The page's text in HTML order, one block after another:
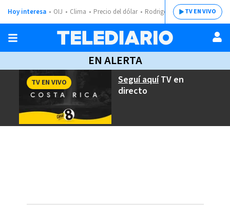
Hoy interesa OIJ Clima Precio del dólar Rodrigo ChavesTV EN VIVO
EN ALERTA
Seguí aquíTV en
directo
TV EN VIVO